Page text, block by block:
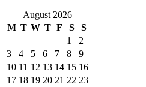
August 2026
M T W T F S
S
1
2
3
4 5 6 7 8
9
10 11 12 13 14 15 16
17 18 19 20 21 22 23